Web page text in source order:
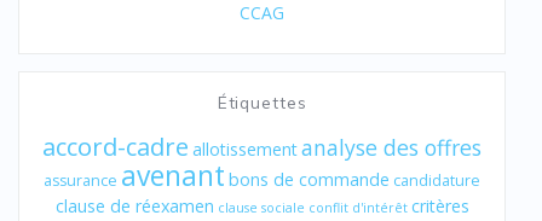
CCAG
Étiquettes
accord-cadre allotissementanalyse des offres
assurance avenant bons de commande candidature
clause de réexamen clause sociale conflit d'intérêt critères